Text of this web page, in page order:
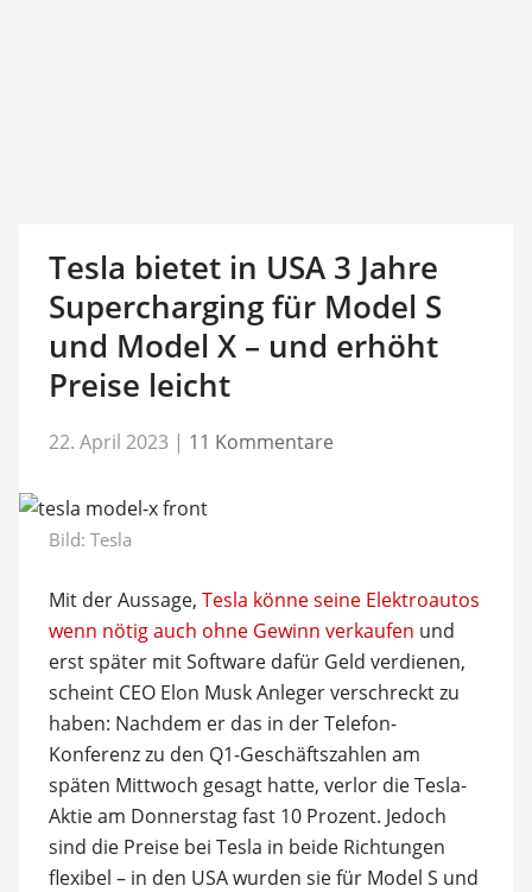
Tesla bietet in USA 3 Jahre
Supercharging für Model S
und Model X – und erhöht
Preise leicht
22. April 2023 | 11 Kommentare
Bild: Tesla
Mit der Aussage, Tesla könne seine Elektroautos
wenn nötig auch ohne Gewinn verkaufen und
erst später mit Software dafür Geld verdienen,
scheint CEO Elon Musk Anleger verschreckt zu
haben: Nachdem er das in der Telefon-
Konferenz zu den Q1-Geschäftszahlen am
späten Mittwoch gesagt hatte, verlor die Tesla-
Aktie am Donnerstag fast 10 Prozent. Jedoch
sind die Preise bei Tesla in beide Richtungen
flexibel – in den USA wurden sie für Model S und